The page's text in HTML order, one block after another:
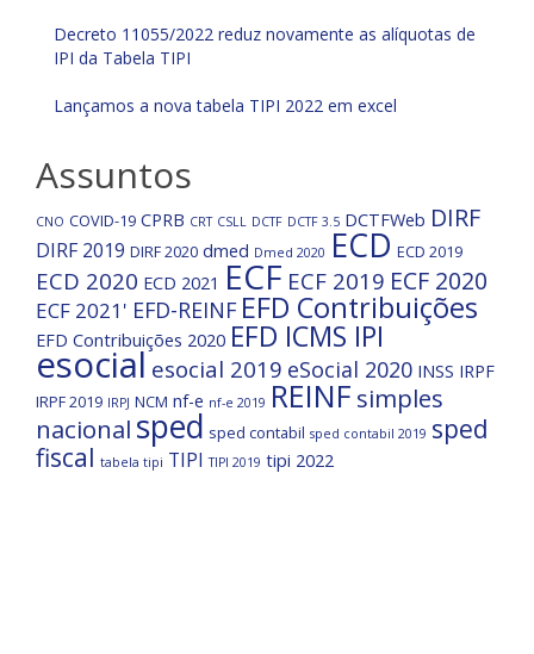
Decreto 11055/2022 reduz novamente as alíquotas de
IPI da Tabela TIPI
Lançamos a nova tabela TIPI 2022 em excel
Assuntos
CNO COVID-19 CPRB CRT CSLL DCTF DCTF 3.5 DCTFWeb DIRF
DIRF 2019 DIRF 2020 dmed Dmed 2020 ECD ECD 2019
ECD 2020 ECD 2021 ECF ECF 2019 ECF 2020
ECF 2021' EFD-REINF EFD Contribuições
EFD Contribuições 2020 EFD ICMS IPI
esocial esocial 2019 eSocial 2020 INSS IRPF
IRPF 2019 IRPJ NCM nf-e nf-e 2019 REINF simples
nacional sped sped contabil sped contabil 2019 sped
fiscal tabela tipi TIPI TIPI 2019 tipi 2022